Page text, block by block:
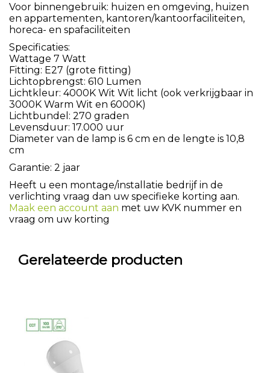
Voor binnengebruik: huizen en omgeving, huizen
en appartementen, kantoren/kantoorfaciliteiten,
horeca- en spafaciliteiten
Specificaties:
Wattage 7 Watt
Fitting: E27 (grote fitting)
Lichtopbrengst: 610 Lumen
Lichtkleur: 4000K Wit Wit licht (ook verkrijgbaar in
3000K Warm Wit en 6000K)
Lichtbundel: 270 graden
Levensduur: 17.000 uur
Diameter van de lamp is 6 cm en de lengte is 10,8
cm
Garantie: 2 jaar
Heeft u een montage/installatie bedrijf in de
verlichting vraag dan uw specifieke korting aan.
Maak een account aan met uw KVK nummer en
vraag om uw korting
Gerelateerde producten